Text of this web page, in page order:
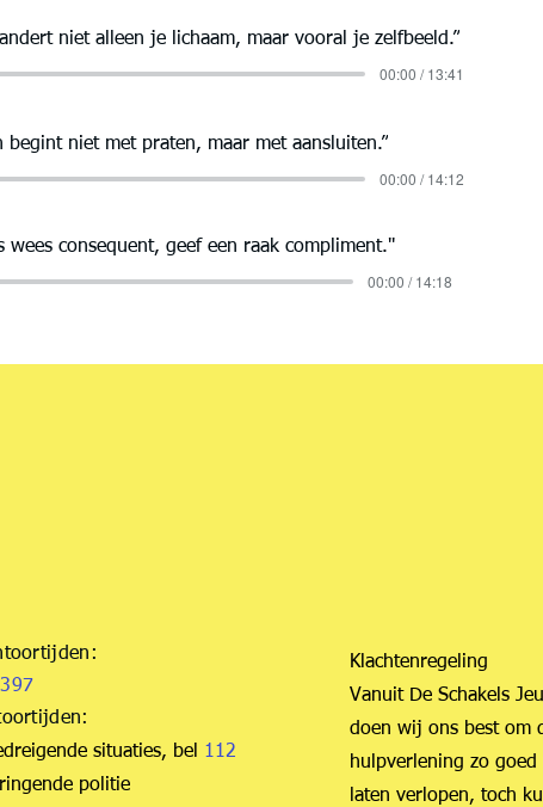
niet alleen je lichaam, maar vooral je zelfbeeld.”
00:00 / 13:41
begint niet met praten, maar met aansluiten.”
00:00 / 14:12
wees consequent, geef een raak compliment.''
00:00 / 14:18
situaties, bel 112
politie
Klachtenregeling​
Vanuit De Schakels
doen wij ons best om
hulpverlening zo
laten verlopen, toch